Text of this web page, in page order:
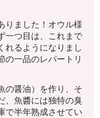
りました！オウル様
一つ目は、これまで
れるようになりまし
の一品のレパートリ
の醤油）を作り、そ
、魚醬には独特の臭
で半年熟成させてい